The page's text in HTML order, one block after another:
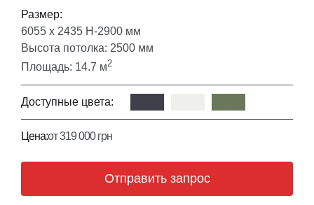
Размер:
6055 х 2435 Н-2900 мм
Высота потолка: 2500 мм
Площадь: 14.7 м2
Доступные цвета:
Цена:от 319 000 грн
Отправить запрос